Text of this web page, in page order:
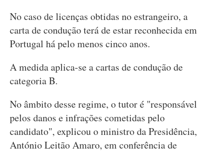
No caso de licenças obtidas no estrangeiro, a
carta de condução terá de estar reconhecida em
Portugal há pelo menos cinco anos.
A medida aplica-se a cartas de condução de
categoria B.
No âmbito desse regime, o tutor é "responsável
pelos danos e infrações cometidas pelo
candidato", explicou o ministro da Presidência,
António Leitão Amaro, em conferência de